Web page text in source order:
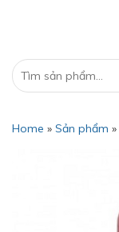
Home » Sản phẩm »